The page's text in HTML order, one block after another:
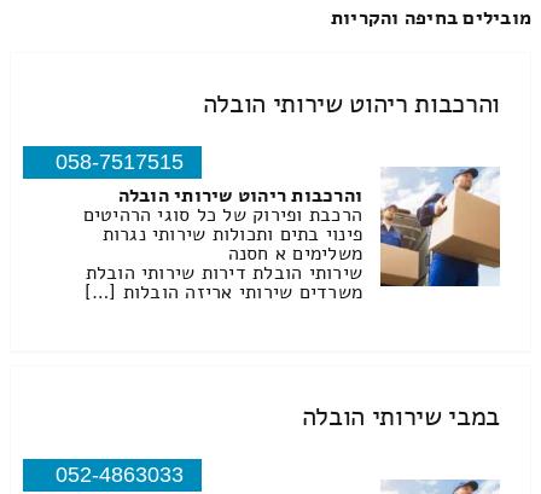
מובילים בחיפה והקריות
והרכבות ריהוט שירותי הובלה
058-7517515
והרכבות ריהוט שירותי הובלה
הרכבת ופירוק של כל סוגי הרהיטים
פינוי בתים ותכולות שירותי נגרות
משלימים א חסנה
שירותי הובלת דירות שירותי הובלת
משרדים שירותי אריזה הובלות […]
במבי שירותי הובלה
052-4863033